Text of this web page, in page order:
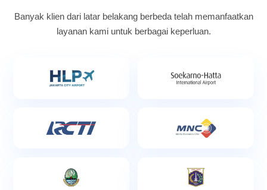
Banyak klien dari latar belakang berbeda telah memanfaatkan
layanan kami untuk berbagai keperluan.